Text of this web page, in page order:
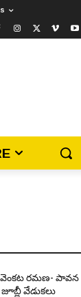
రమణ- పావన
వేడుకలు